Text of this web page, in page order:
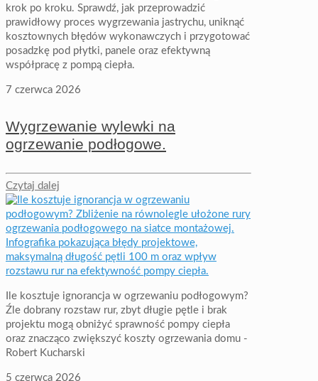
krok po kroku. Sprawdź, jak przeprowadzić
prawidłowy proces wygrzewania jastrychu, uniknąć
kosztownych błędów wykonawczych i przygotować
posadzkę pod płytki, panele oraz efektywną
współpracę z pompą ciepła.
7 czerwca 2026
Wygrzewanie wylewki na
ogrzewanie podłogowe.
Czytaj dalej
Ile kosztuje ignorancja w ogrzewaniu podłogowym?
Źle dobrany rozstaw rur, zbyt długie pętle i brak
projektu mogą obniżyć sprawność pompy ciepła
oraz znacząco zwiększyć koszty ogrzewania domu -
Robert Kucharski
5 czerwca 2026